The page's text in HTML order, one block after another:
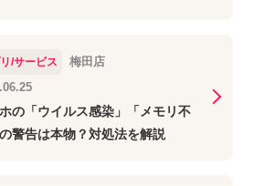
/サービス
梅田店
の「ウイルス感染」「メモリ不
警告は本物？対処法を解説